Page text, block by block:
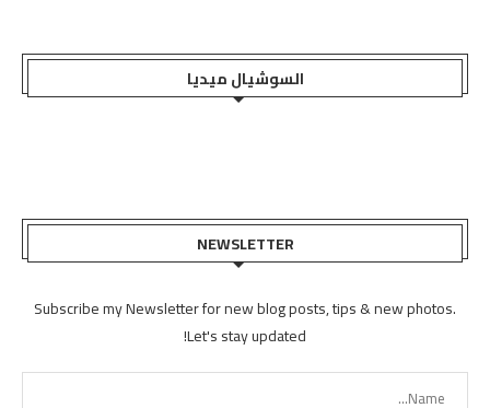
السوشيال ميديا
NEWSLETTER
Subscribe my Newsletter for new blog posts, tips & new photos.
Let's stay updated!